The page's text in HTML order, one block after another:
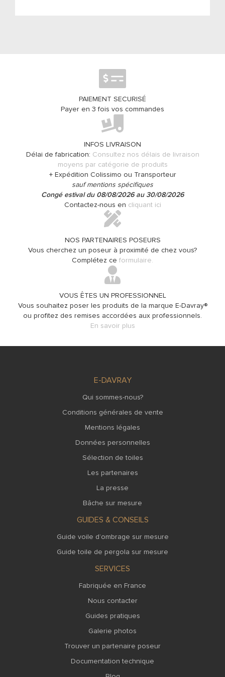
PAIEMENT SECURISÉ
Payer en 3 fois vos commandes
INFOS LIVRAISON
Délai de fabrication: Consultez nos délais de livraison
moyens par catégorie de produits
+ Expédition Colissimo ou Transporteur
sauf mentions spécifiques
Congé estival du 08/08/2026 au 30/08/2026
Contactez-nous en cliquant ici
NOS PARTENAIRES POSEURS
Vous cherchez un poseur à proximité de chez vous?
Complétez ce formulaire.
VOUS ÊTES UN PROFESSIONNEL
Vous souhaitez poser les produits de la marque E-Davray®
ou profitez des remises accordées aux professionnels.
En savoir plus
E-DAVRAY
Qui sommes-nous?
Conditions générales de vente
Mentions légales
Données personnelles
Sélection de toiles
Les partenaires
La presse
Bâche sur mesure
GUIDES & CONSEILS
Guide voile d’ombrage sur mesure
Guide toile de pergola sur mesure
SERVICES
Fabriquée en France
Nous contacter
Guides pratiques
Galerie photos
Trouver un partenaire poseur
Documentation technique